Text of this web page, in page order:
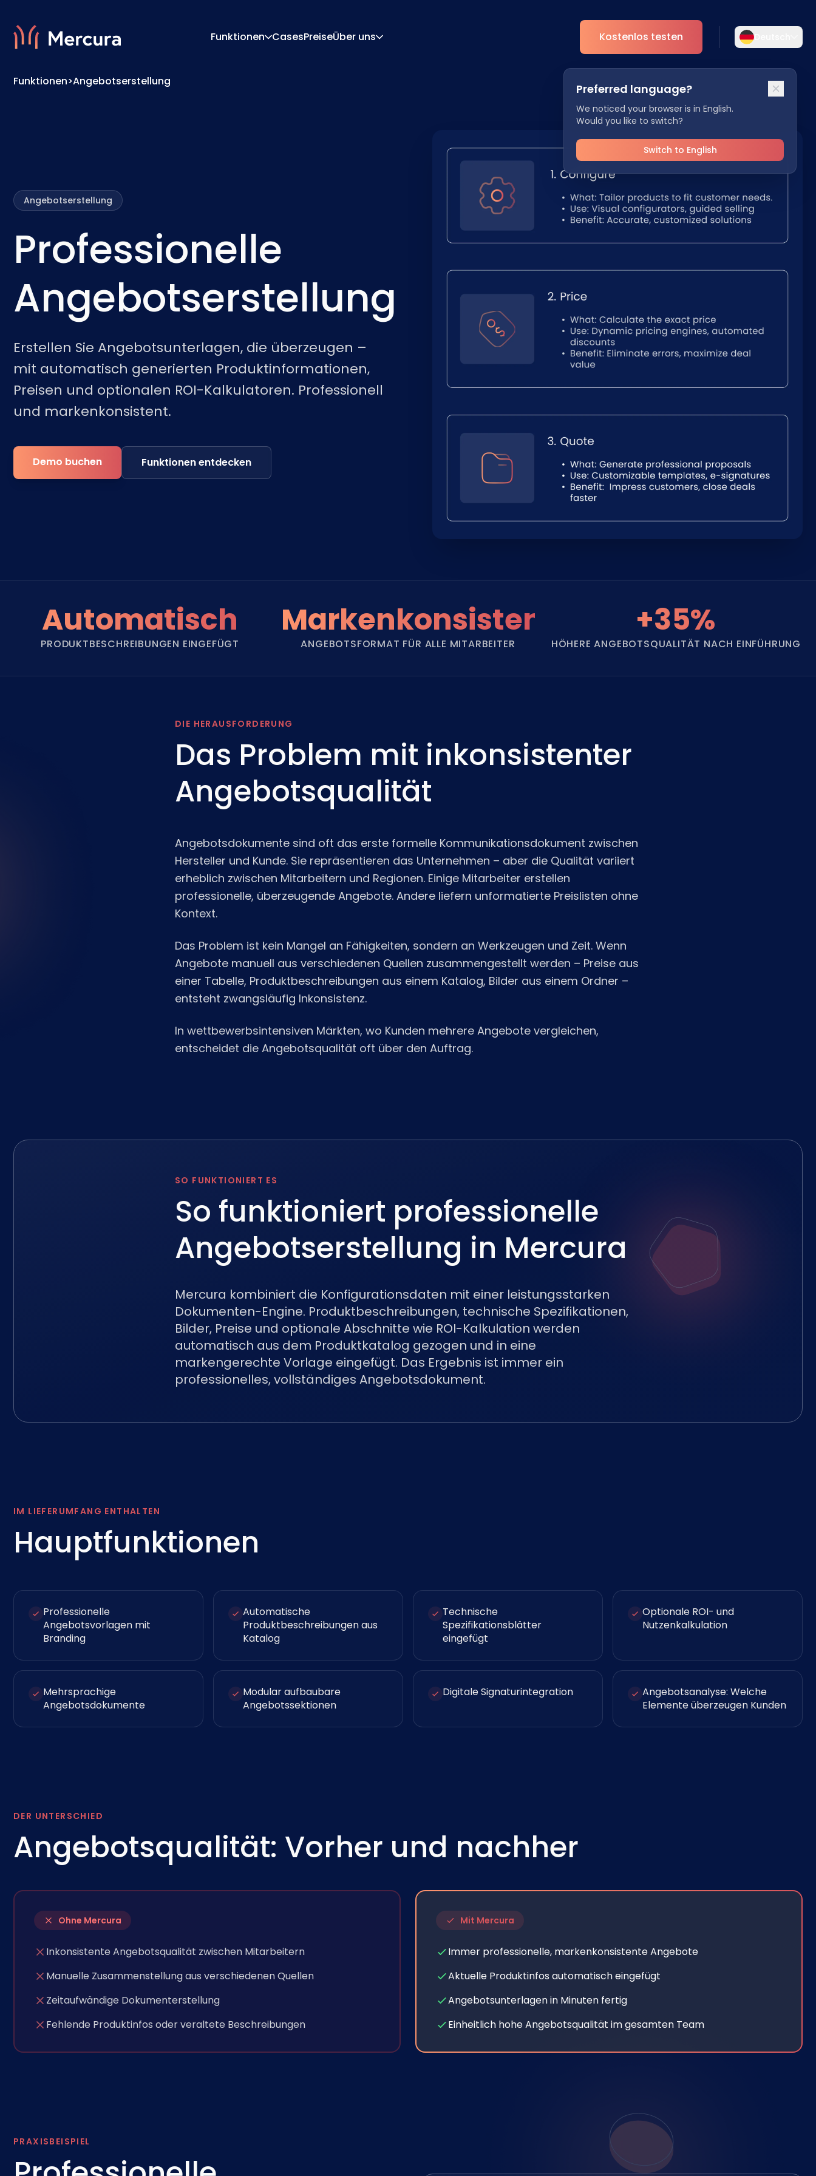
Funktionen
Analytics
CasesPreiseÜber uns
Preferred language?
We noticed your browser is in English.
Would you like to switch?
Switch to English
Kostenlos testen Deutsch
Wählen Sie Ihre bevorzugte Sprache für
eine persönlichere Erfahrung.
English Deutsch
Español Dansk
Svenska
SV
Italiano
IT
Français 日本語
Funktionen>Angebotserstellung
Angebotserstellung
Professionelle
Angebotserstellung
Erstellen Sie Angebotsunterlagen, die überzeugen –
mit automatisch generierten Produktinformationen,
Preisen und optionalen ROI-Kalkulatoren. Professionell
und markenkonsistent.
Demo buchen Funktionen entdecken
Automatisch
PRODUKTBESCHREIBUNGEN EINGEFÜGT
Markenkonsistent
ANGEBOTSFORMAT FÜR ALLE MITARBEITER
+35%
HÖHERE ANGEBOTSQUALITÄT NACH EINFÜHRUNG
DIE HERAUSFORDERUNG
Das Problem mit inkonsistenter
Angebotsqualität
Angebotsdokumente sind oft das erste formelle Kommunikationsdokument zwischen
Hersteller und Kunde. Sie repräsentieren das Unternehmen – aber die Qualität variiert
erheblich zwischen Mitarbeitern und Regionen. Einige Mitarbeiter erstellen
professionelle, überzeugende Angebote. Andere liefern unformatierte Preislisten ohne
Kontext.
Das Problem ist kein Mangel an Fähigkeiten, sondern an Werkzeugen und Zeit. Wenn
Angebote manuell aus verschiedenen Quellen zusammengestellt werden – Preise aus
einer Tabelle, Produktbeschreibungen aus einem Katalog, Bilder aus einem Ordner –
entsteht zwangsläufig Inkonsistenz.
In wettbewerbsintensiven Märkten, wo Kunden mehrere Angebote vergleichen,
entscheidet die Angebotsqualität oft über den Auftrag.
SO FUNKTIONIERT ES
So funktioniert professionelle
Angebotserstellung in Mercura
Mercura kombiniert die Konfigurationsdaten mit einer leistungsstarken
Dokumenten-Engine. Produktbeschreibungen, technische Spezifikationen,
Bilder, Preise und optionale Abschnitte wie ROI-Kalkulation werden
automatisch aus dem Produktkatalog gezogen und in eine
markengerechte Vorlage eingefügt. Das Ergebnis ist immer ein
professionelles, vollständiges Angebotsdokument.
IM LIEFERUMFANG ENTHALTEN
Hauptfunktionen
Professionelle
Angebotsvorlagen mit
Branding
Automatische
Produktbeschreibungen aus
Katalog
Technische
Spezifikationsblätter
eingefügt
Optionale ROI- und
Nutzenkalkulation
Mehrsprachige
Angebotsdokumente
Modular aufbaubare
Angebotssektionen
Digitale Signaturintegration
Angebotsanalyse: Welche
Elemente überzeugen Kunden
DER UNTERSCHIED
Angebotsqualität: Vorher und nachher
Ohne Mercura
Inkonsistente Angebotsqualität zwischen Mitarbeitern
Manuelle Zusammenstellung aus verschiedenen Quellen
Zeitaufwändige Dokumenterstellung
Fehlende Produktinfos oder veraltete Beschreibungen
Mit Mercura
Immer professionelle, markenkonsistente Angebote
Aktuelle Produktinfos automatisch eingefügt
Angebotsunterlagen in Minuten fertig
Einheitlich hohe Angebotsqualität im gesamten Team
PRAXISBEISPIEL